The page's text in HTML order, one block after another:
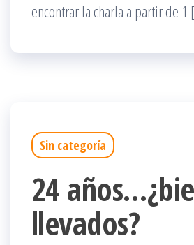
encontrar la charla a partir de
Sin categoría
24
llevados?